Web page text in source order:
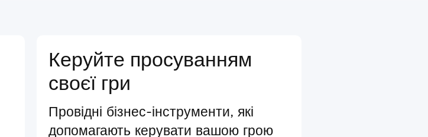
Керуйте просуванням
своєї гри
Провідні бізнес-інструменти, які
допомагають керувати вашою грою